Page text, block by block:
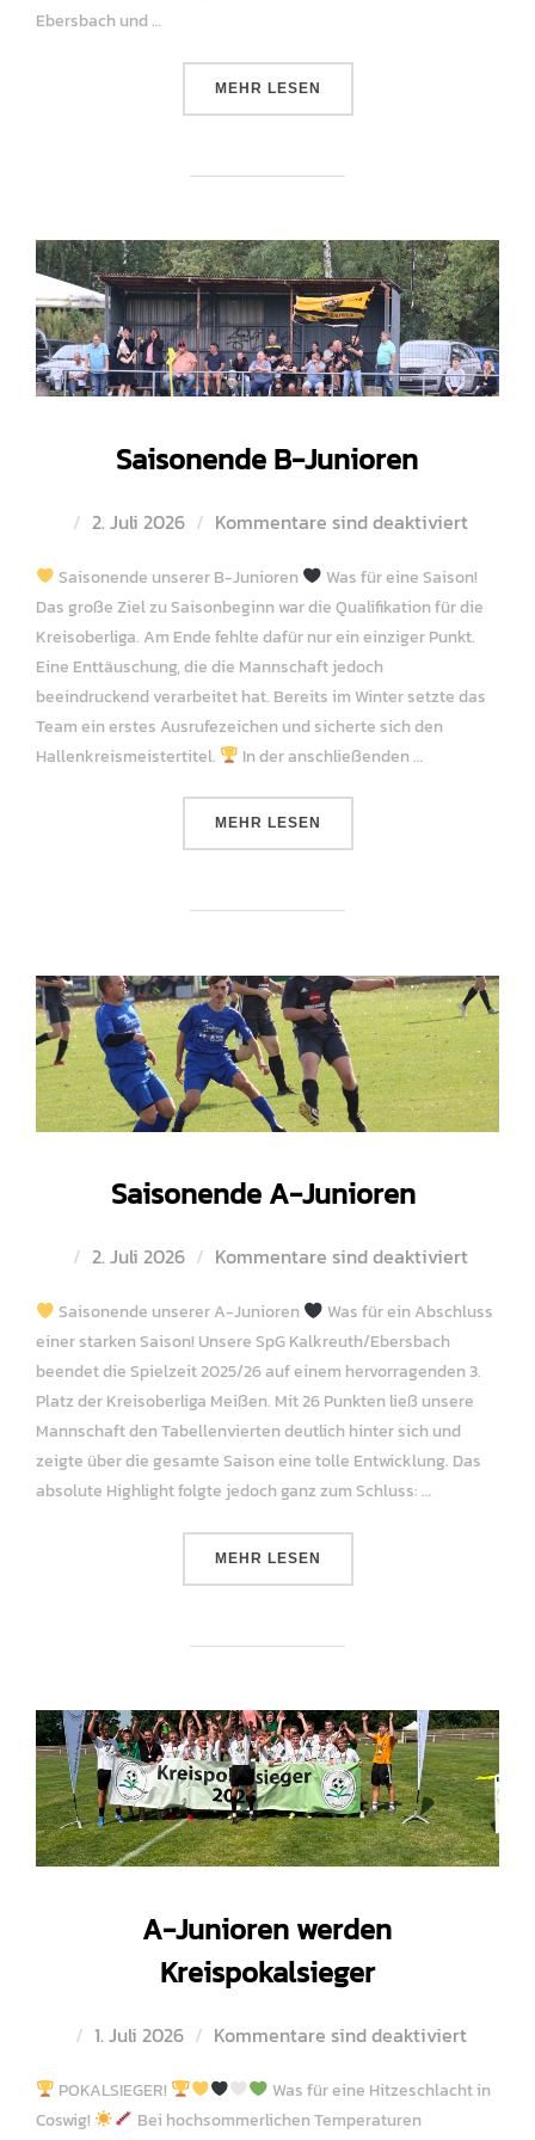
Ebersbach und …
MEHR ÜBER „SAISONENDE C-
LESEN
Saisonende B-Junioren
Veröffentlicht
2. Juli 2026 Kommentare sind deaktiviert
Saisonende unserer B-Junioren
Was für eine Saison!
Das große Ziel zu Saisonbeginn war die Qualifikation für die
Kreisoberliga. Am Ende fehlte dafür nur ein einziger Punkt.
Eine Enttäuschung, die die Mannschaft jedoch
beeindruckend verarbeitet hat. Bereits im Winter setzte das
Team ein erstes Ausrufezeichen und sicherte sich den
Hallenkreismeistertitel.
In der anschließenden …
MEHR ÜBER „SAISONENDE B-
LESEN
Saisonende A-Junioren
Veröffentlicht
2. Juli 2026 Kommentare sind deaktiviert
Saisonende unserer A-Junioren
Was für ein Abschluss
einer starken Saison! Unsere SpG Kalkreuth/Ebersbach
beendet die Spielzeit 2025/26 auf einem hervorragenden 3.
Platz der Kreisoberliga Meißen. Mit 26 Punkten ließ unsere
Mannschaft den Tabellenvierten deutlich hinter sich und
zeigte über die gesamte Saison eine tolle Entwicklung. Das
absolute Highlight folgte jedoch ganz zum Schluss: …
MEHR ÜBER „SAISONENDE A-
LESEN
A-Junioren werden
Kreispokalsieger
Veröffentlicht
1. Juli 2026 Kommentare sind deaktiviert
POKALSIEGER!
Was für eine Hitzeschlacht in
Coswig!
Bei hochsommerlichen Temperaturen